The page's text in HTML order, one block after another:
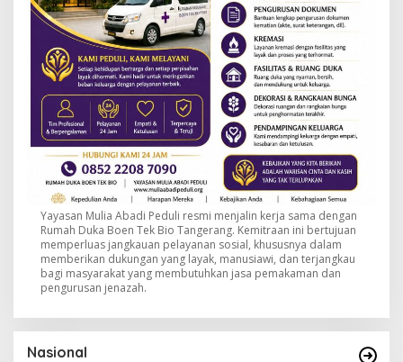
Yayasan Mulia Abadi Peduli resmi menjalin kerja sama dengan
Rumah Duka Boen Tek Bio Tangerang. Kemitraan ini bertujuan
memperluas jangkauan pelayanan sosial, khususnya dalam
memberikan dukungan yang layak, manusiawi, dan terjangkau
bagi masyarakat yang membutuhkan jasa pemakaman dan
pengurusan jenazah.
Nasional